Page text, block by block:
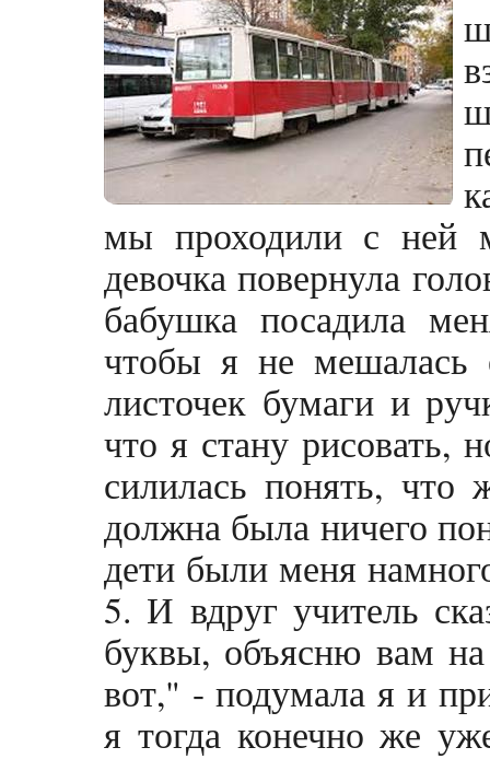
мы проходили с ней
девочка повернула
бабушка посадила
чтобы я не
листочек бумаги и
что я стану рисовать,
силилась понять,
должна была ничего
дети были меня
5. И вдруг учитель
буквы, объясню вам
вот," - подумала я и
я тогда конечно же